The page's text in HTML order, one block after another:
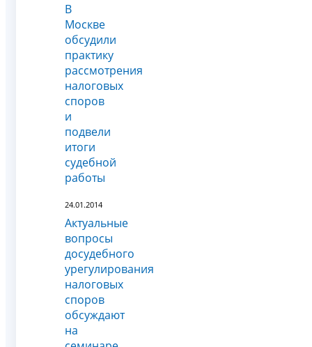
В
Москве
обсудили
практику
рассмотрения
налоговых
споров
и
подвели
итоги
судебной
работы
24.01.2014
Актуальные
вопросы
досудебного
урегулирования
налоговых
споров
обсуждают
на